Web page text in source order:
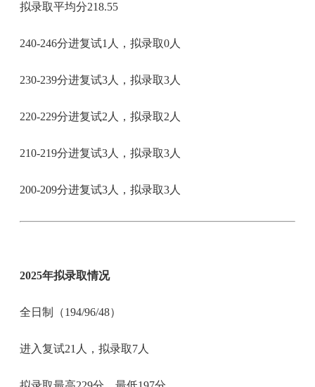
拟录取平均分218.55
240-246分进复试1人，拟录取0人
230-239分进复试3人，拟录取3人
220-229分进复试2人，拟录取2人
210-219分进复试3人，拟录取3人
200-209分进复试3人，拟录取3人
2025年拟录取情况
全日制（194/96/48）
进入复试21人，拟录取7人